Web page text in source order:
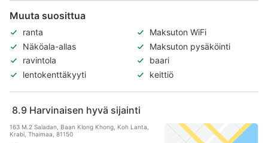
Muuta suosittua
ranta
Maksuton WiFi
Näköala-allas
Maksuton pysäköinti
ravintola
baari
lentokenttäkyyti
keittiö
8.9 Harvinaisen hyvä sijainti
163 M.2 Saladan, Baan Klong Khong, Koh Lanta,
Krabi, Thaimaa, 81150